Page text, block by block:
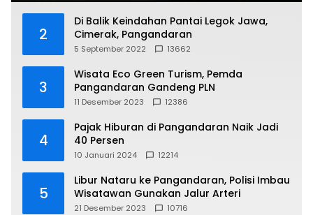
2
Di Balik Keindahan Pantai Legok Jawa,
Cimerak, Pangandaran
5 September 2022 13662
3
Wisata Eco Green Turism, Pemda
Pangandaran Gandeng PLN
11 Desember 2023 12386
4
Pajak Hiburan di Pangandaran Naik Jadi
40 Persen
10 Januari 2024 12214
5
Libur Nataru ke Pangandaran, Polisi Imbau
Wisatawan Gunakan Jalur Arteri
21 Desember 2023 10716